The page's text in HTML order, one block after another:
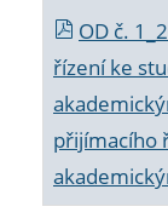
OD č.
řízení ke
přijímacího